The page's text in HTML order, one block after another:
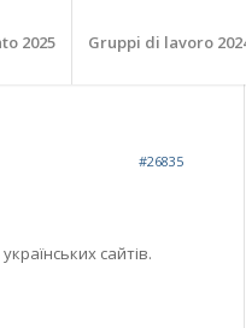
2025 Gruppi di lavoro
#26835
сайтів.